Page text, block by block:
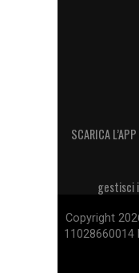
SCARICA
gestisci
Copyright